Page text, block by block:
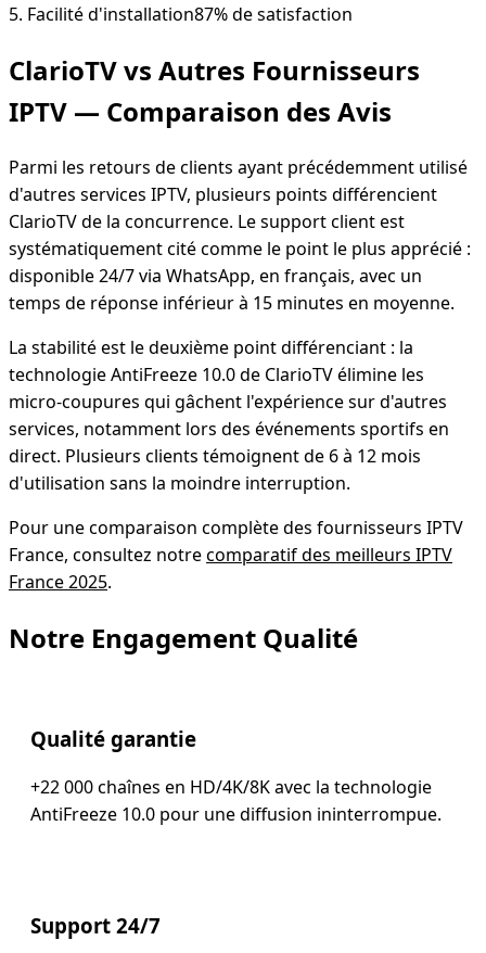
5. Facilité d'installation87% de satisfaction
ClarioTV vs Autres Fournisseurs
IPTV — Comparaison des Avis
Parmi les retours de clients ayant précédemment utilisé
d'autres services IPTV, plusieurs points différencient
ClarioTV de la concurrence. Le support client est
systématiquement cité comme le point le plus apprécié :
disponible 24/7 via WhatsApp, en français, avec un
temps de réponse inférieur à 15 minutes en moyenne.
La stabilité est le deuxième point différenciant : la
technologie AntiFreeze 10.0 de ClarioTV élimine les
micro-coupures qui gâchent l'expérience sur d'autres
services, notamment lors des événements sportifs en
direct. Plusieurs clients témoignent de 6 à 12 mois
d'utilisation sans la moindre interruption.
Pour une comparaison complète des fournisseurs IPTV
France, consultez notrecomparatif des meilleurs IPTV
France 2025.
Notre Engagement Qualité
Qualité garantie
+22 000 chaînes en HD/4K/8K avec la technologie
AntiFreeze 10.0 pour une diffusion ininterrompue.
Support 24/7